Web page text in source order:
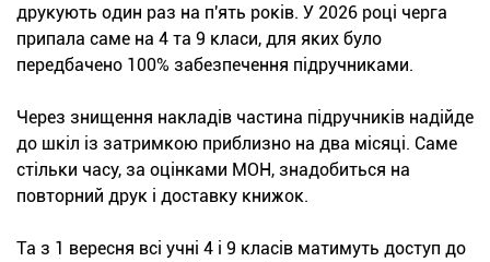
друкують один раз на п'ять років. У 2026 році черга
припала саме на 4 та 9 класи, для яких було
передбачено 100% забезпечення підручниками.
Через знищення накладів частина підручників надійде
до шкіл із затримкою приблизно на два місяці. Саме
стільки часу, за оцінками МОН, знадобиться на
повторний друк і доставку книжок.
Та з 1 вересня всі учні 4 і 9 класів матимуть доступ до